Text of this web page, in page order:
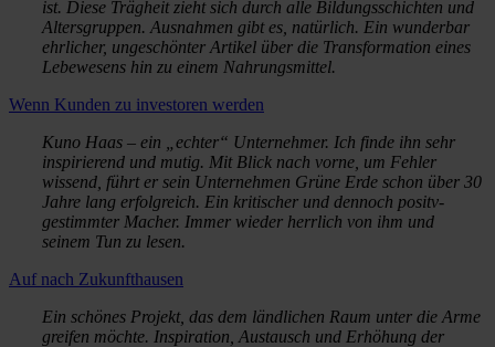
ist. Diese Trägheit zieht sich durch alle Bildungsschichten und
Altersgruppen. Ausnahmen gibt es, natürlich. Ein wunderbar
ehrlicher, ungeschönter Artikel über die Transformation eines
Lebewesens hin zu einem Nahrungsmittel.
Wenn Kunden zu investoren werden
Kuno Haas – ein „echter“ Unternehmer. Ich finde ihn sehr
inspirierend und mutig. Mit Blick nach vorne, um Fehler
wissend, führt er sein Unternehmen Grüne Erde schon über 30
Jahre lang erfolgreich. Ein kritischer und dennoch positv-
gestimmter Macher. Immer wieder herrlich von ihm und
seinem Tun zu lesen.
Auf nach Zukunfthausen
Ein schönes Projekt, das dem ländlichen Raum unter die Arme
greifen möchte. Inspiration, Austausch und Erhöhung der